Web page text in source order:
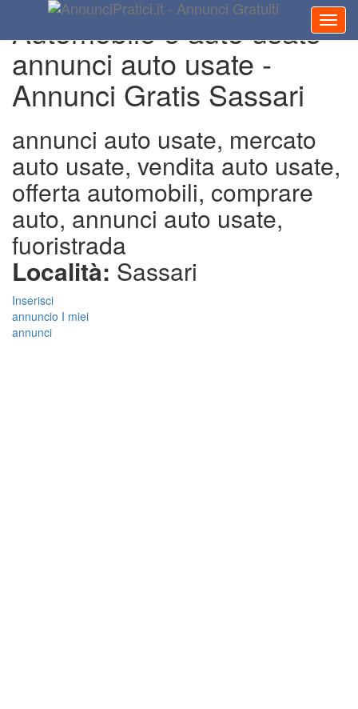
Automobile e auto usate -
annunci auto usate -
Annunci Gratis Sassari
annunci auto usate, mercato
auto usate, vendita auto usate,
offerta automobili, comprare
auto, annunci auto usate,
fuoristrada
Località: Sassari
Inserisci
annuncio I miei
annunci